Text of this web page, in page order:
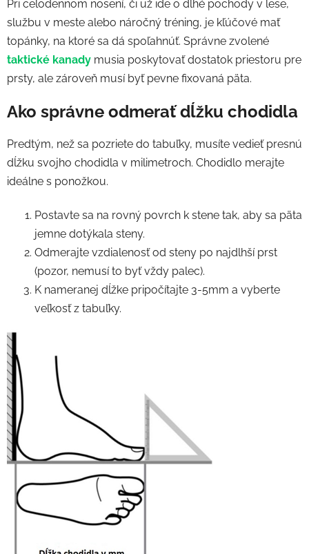
Pri celodennom nosení, či už ide o dlhé pochody v lese,
službu v meste alebo náročný tréning, je kľúčové mať
topánky, na ktoré sa dá spoľahnúť. Správne zvolené
taktické kanady musia poskytovať dostatok priestoru pre
prsty, ale zároveň musí byť pevne fixovaná päta.
Ako správne odmerať dĺžku chodidla
Predtým, než sa pozriete do tabuľky, musíte vedieť presnú
dĺžku svojho chodidla v milimetroch. Chodidlo merajte
ideálne s ponožkou.
Postavte sa na rovný povrch k stene tak, aby sa päta
jemne dotýkala steny.
Odmerajte vzdialenosť od steny po najdlhší prst
(pozor, nemusí to byť vždy palec).
K nameranej dĺžke pripočítajte 3-5mm a vyberte
veľkosť z tabuľky.